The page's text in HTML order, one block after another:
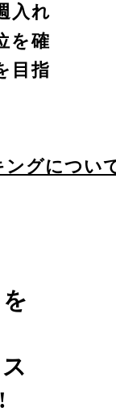
入れ
を確
目指
ングについ